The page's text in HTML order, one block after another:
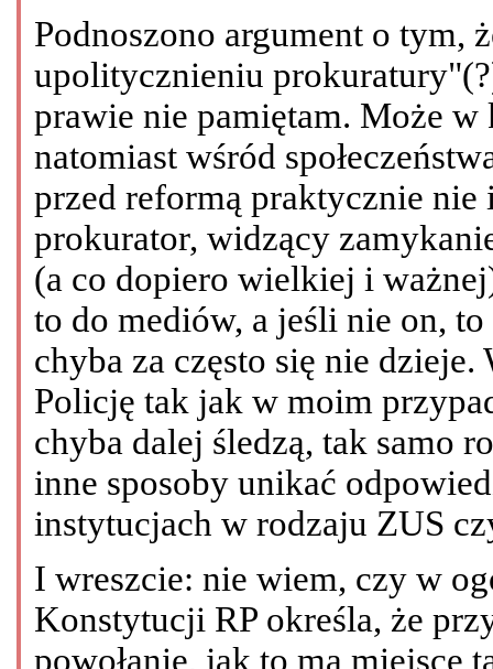
Podnoszono argument o tym,
upolitycznieniu
prawie nie pamiętam. Może
natomiast wśród
przed reformą praktycznie nie
prokurator, widzący
(a co dopiero wielkiej i
to do mediów, a jeśli nie on,
chyba za często się nie
Policję tak jak w moim
chyba dalej śledzą, tak samo
inne sposoby unikać
instytucjach w rodzaju ZUS
I wreszcie: nie wiem, czy w
Konstytucji RP określa, że
powołanie, jak to ma miejsce